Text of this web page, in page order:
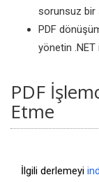
sorunsuz bir
PDF
yönetin
PDF
Etme
İlgili derlemeyi